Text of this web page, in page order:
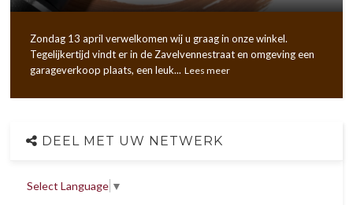
Zondag 13 april verwelkomen wij u graag in onze winkel.
Tegelijkertijd vindt er in de Zavelvennestraat en omgeving een
garageverkoop plaats, een leuk... Lees meer
DEEL MET UW NETWERK
Select Language ▼